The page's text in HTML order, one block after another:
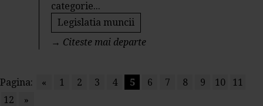
categorie...
Legislatia muncii
→ Citeste mai departe
Pagina: « 1 2 3 4 5 6 7 8 9 10
11
12
»